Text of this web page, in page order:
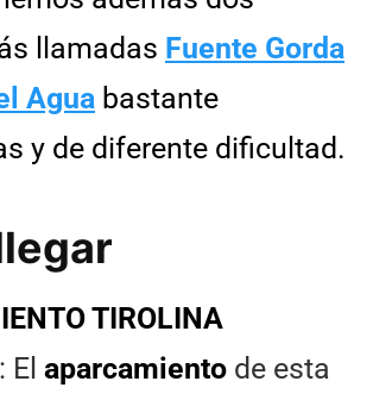
llamadas Fuente Gorda
Agua bastante
y de diferente dificultad.
TIROLINA
: El aparcamiento de esta